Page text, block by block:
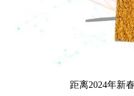
距离2024年新